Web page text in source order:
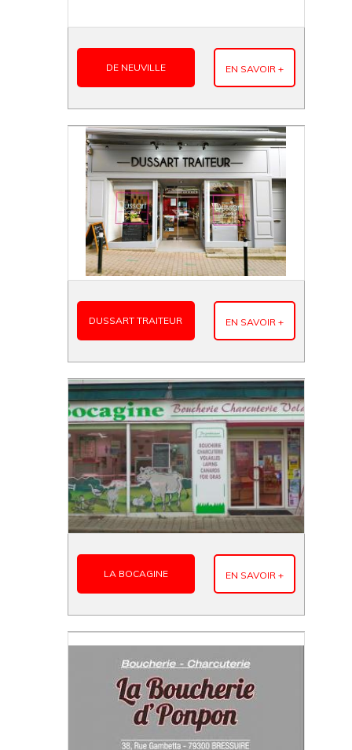
DE NEUVILLE EN SAVOIR +
DUSSART TRAITEUR EN SAVOIR +
LA BOCAGINE EN SAVOIR +